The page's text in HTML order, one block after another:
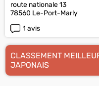
route nationale 13
78560 Le-Port-Marly
1 avis
CLASSEMENT
JAPONAIS